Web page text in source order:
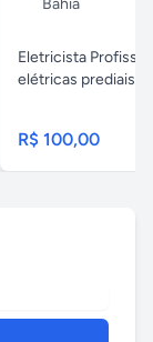
Eletricista
elétricas prediais e
R$ 100,00